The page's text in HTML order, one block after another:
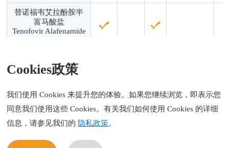
Cookies政策
我们使用 Cookies 来提升您的体验。如果您继续浏览，即表示您
同意我们使用这些 Cookies。有关我们如何使用 Cookies 的详细
信息，请参见我们的 隐私政策。
替诺福韦艾拉酚胺半
富马酸盐
Tenofovir Alafenamide
※免责条款:
途，且不得销售到任何有专利保护的国家和地区，若由此引起的
专利侵权的风险和责任，将由买方承担。